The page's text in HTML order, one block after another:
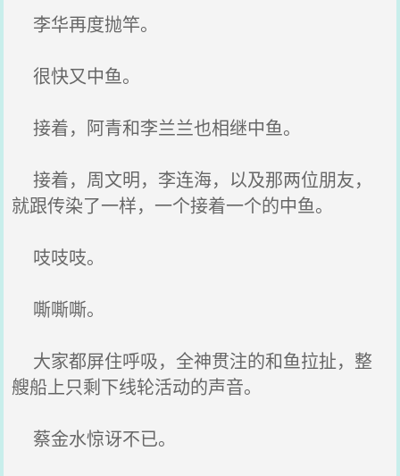
李华再度抛竿。
很快又中鱼。
接着，阿青和李兰兰也相继中鱼。
接着，周文明，李连海，以及那两位朋友，
就跟传染了一样，一个接着一个的中鱼。
吱吱吱。
嘶嘶嘶。
大家都屏住呼吸，全神贯注的和鱼拉扯，整
艘船上只剩下线轮活动的声音。
蔡金水惊讶不已。